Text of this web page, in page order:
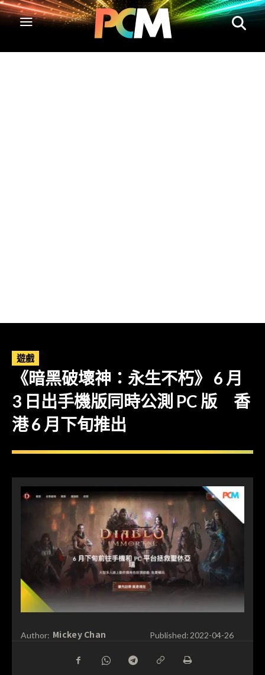
遊戲
《暗黑破壞神：永生不朽》 6 月
3 日出手機版同時公測 PC 版 香
港 6 月下旬推出
Author: Mickey Chan Published: 2022-04-26